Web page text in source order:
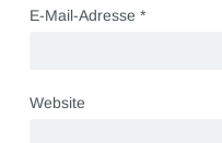
E-Mail-Adresse *
Website